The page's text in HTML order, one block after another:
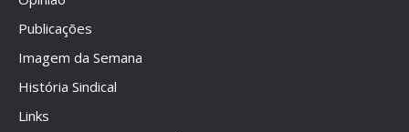
Publicações
Imagem da Semana
História Sindical
Links